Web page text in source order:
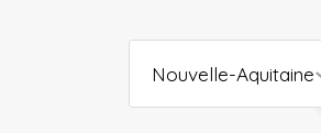
Nouvelle-Aquitaine